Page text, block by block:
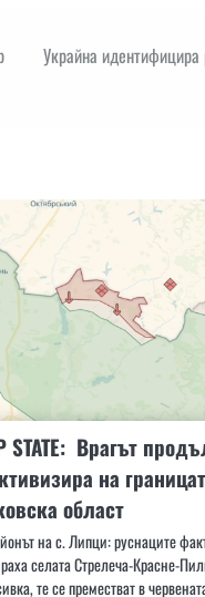
Украйна идентифицира
STATE: Врагът
на
област
на с. Липци: руснаците
селата Стрелеча-Красне-
те се преместват в